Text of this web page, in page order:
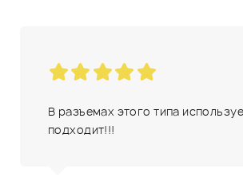
В разъемах этого типа
подходит!!!